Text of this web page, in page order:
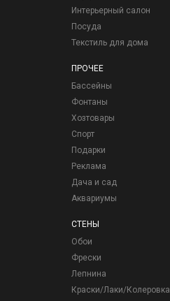
Интерьерный салон
Посуда
Текстиль для дома
ПРОЧЕЕ
Бассейны
Фонтаны
Хозтовары
Спорт
Подарки
Реклама
Дача и сад
Аквариумы
СТЕНЫ
Обои
Фрески
Лепнина
Краски/Лаки/Колеровка